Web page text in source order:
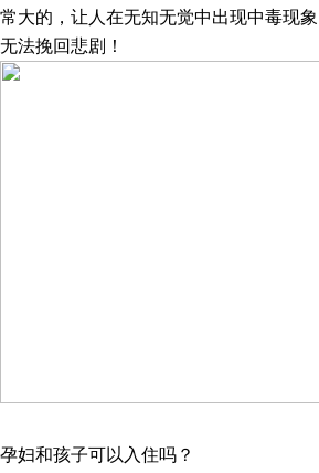
常大的，让人在无知无觉中出现中毒现
无法挽回悲剧！
孕妇和孩子可以入住吗？